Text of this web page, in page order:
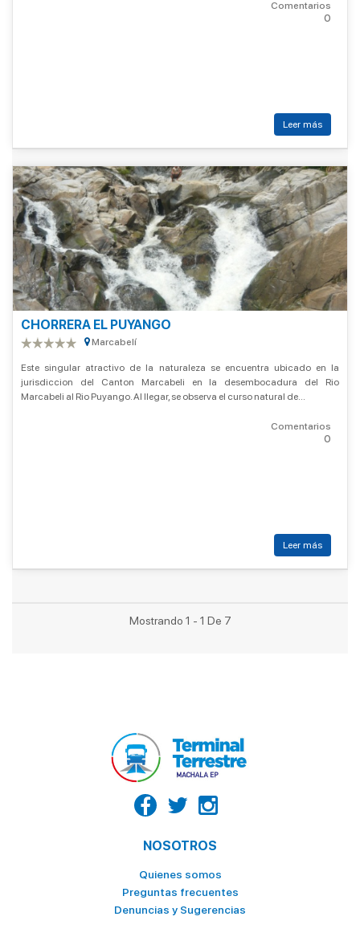
Comentarios
0
Leer más
CHORRERA EL PUYANGO
Marcabelí
Este singular atractivo de la naturaleza se encuentra ubicado en la
jurisdiccion del Canton Marcabeli en la desembocadura del Rio
Marcabeli al Rio Puyango. Al llegar, se observa el curso natural de...
Comentarios
0
Leer más
Mostrando 1 - 1 De 7
NOSOTROS
Quienes somos
Preguntas frecuentes
Denuncias y Sugerencias